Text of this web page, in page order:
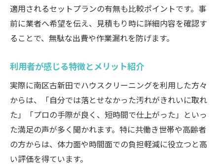
適用されるセットプランの有無も比較ポイントです。事
前に業者へ希望を伝え、見積もり時に詳細内容を確認す
ることで、無駄な出費や作業漏れを防げます。
利用者が感じる特徴とメリット紹介
実際に南区古新田でハウスクリーニングを利用した方々
からは、「自分では落とせなかった汚れがきれいに取れ
た」「プロの手際が良く、短時間で仕上がった」といっ
た満足の声が多く聞かれます。特に共働き世帯や高齢者
の方からは、体力面や時間面での負担軽減に役立つと高
い評価を得ています。